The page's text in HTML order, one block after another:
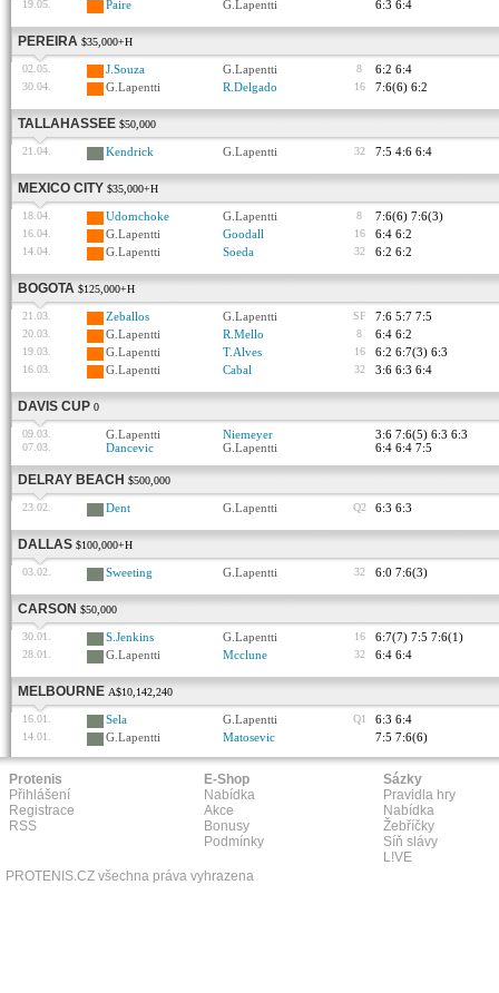
19.05. Paire G.Lapentti 6:3 6:4
PEREIRA $35,000+H
02.05. J.Souza G.Lapentti 8 6:2 6:4
30.04. G.Lapentti R.Delgado 16 7:6(6) 6:2
TALLAHASSEE $50,000
21.04. Kendrick G.Lapentti 32 7:5 4:6 6:4
MEXICO CITY $35,000+H
18.04. Udomchoke G.Lapentti 8 7:6(6) 7:6(3)
16.04. G.Lapentti Goodall 16 6:4 6:2
14.04. G.Lapentti Soeda 32 6:2 6:2
BOGOTA $125,000+H
21.03. Zeballos G.Lapentti SF 7:6 5:7 7:5
20.03. G.Lapentti R.Mello 8 6:4 6:2
19.03. G.Lapentti T.Alves 16 6:2 6:7(3) 6:3
16.03. G.Lapentti Cabal 32 3:6 6:3 6:4
DAVIS CUP 0
09.03. G.Lapentti Niemeyer 3:6 7:6(5) 6:3 6:3
07.03. Dancevic G.Lapentti 6:4 6:4 7:5
DELRAY BEACH $500,000
23.02. Dent G.Lapentti Q2 6:3 6:3
DALLAS $100,000+H
03.02. Sweeting G.Lapentti 32 6:0 7:6(3)
CARSON $50,000
30.01. S.Jenkins G.Lapentti 16 6:7(7) 7:5 7:6(1)
28.01. G.Lapentti Mcclune 32 6:4 6:4
MELBOURNE A$10,142,240
16.01. Sela G.Lapentti Q1 6:3 6:4
14.01. G.Lapentti Matosevic 7:5 7:6(6)
Protenis
Přihlášení
Registrace
RSS
E-Shop
Nabídka
Akce
Bonusy
Podmínky
Sázky
Pravidla hry
Nabídka
Žebříčky
Síň slávy
L!VE
PROTENIS.CZ všechna práva vyhrazena